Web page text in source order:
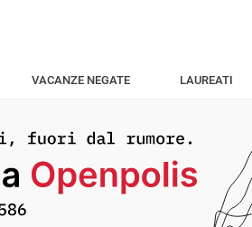
VACANZE NEGATE LAUREATI